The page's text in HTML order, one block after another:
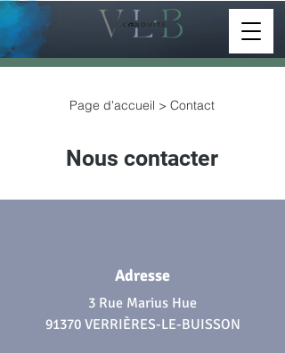
Page d'accueil > Contact
Nous contacter
Adresse
3 Rue Marius Hue
91370 VERRIÈRES-LE-BUISSON